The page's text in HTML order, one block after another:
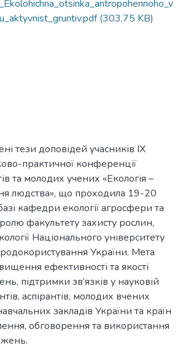
(303,75 KB)
тези доповідей учасників ІХ
практичної конференції
та молодих учених «Екологія –
людства», що проходила 19-20
кафедри екології агросфери та
факультету захисту рослин,
Національного університету
України. Мета
ефективності та якості
підтримки зв’язків у науковій
аспірантів, молодих вчених
закладів України та країн
обговорення та використання